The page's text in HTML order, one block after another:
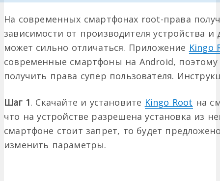
На современных смартфонах root-права
зависимости от производителя устройства и
может сильно отличаться. Приложение Kingo
современные смартфоны на Android,
получить права супер пользователя.
Шаг 1. Скачайте и установите Kingo Root на
что на устройстве разрешена установка из
смартфоне стоит запрет, то будет
изменить параметры.